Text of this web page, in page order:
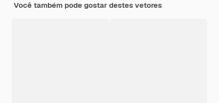
Você também pode gostar destes vetores